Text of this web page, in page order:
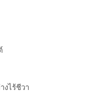
งไร้ชีวา